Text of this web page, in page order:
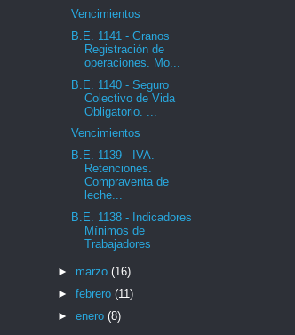
Vencimientos
B.E. 1141 - Granos
Registración de
operaciones. Mo...
B.E. 1140 - Seguro
Colectivo de Vida
Obligatorio. ...
Vencimientos
B.E. 1139 - IVA.
Retenciones.
Compraventa de
leche...
B.E. 1138 - Indicadores
Mínimos de
Trabajadores
► marzo (16)
► febrero (11)
► enero (8)